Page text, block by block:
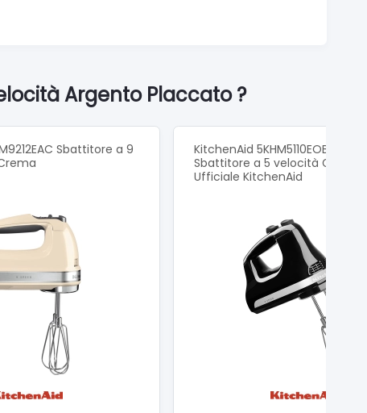
Argento Placcato ?
Sbattitore a 9
KitchenAid 5KHM5110EOB Nero
Sbattitore a 5 velocità
Ufficiale KitchenAid